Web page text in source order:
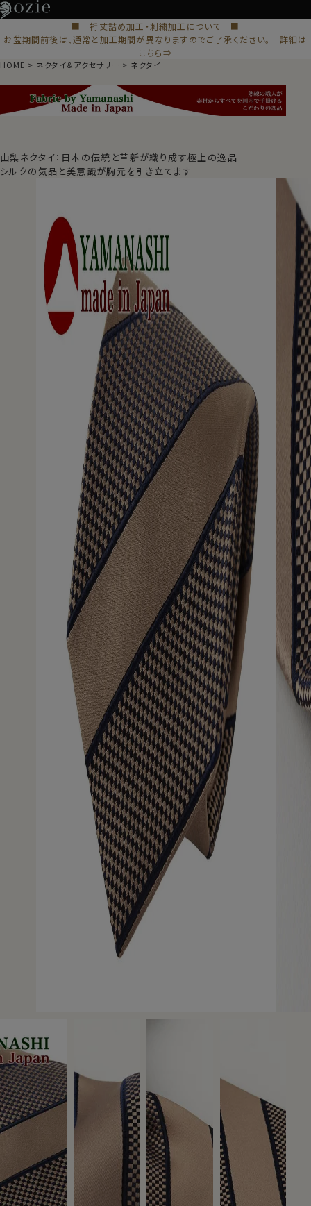
■ 裄丈詰め加工・刺繍加工について ■
お盆期間前後は、通常と加工期間が異なりますのでご了承ください。 詳細は
こちら⇒
HOME ネクタイ＆アクセサリー ネクタイ
山梨ネクタイ：日本の伝統と革新が織り成す極上の逸品
シルクの気品と美意識が胸元を引き立てます